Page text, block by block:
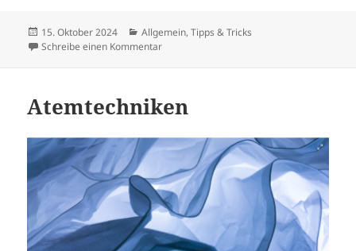
c
e
o
o
k
es di
itt
er n
Veröffentlicht
am
15. Oktober 2024 Kategorien
Allgemein,Tipps & Tricks
Schreibe einen Kommentarzu Progressive Muskelrelaxation (PMR)
Atemtechniken